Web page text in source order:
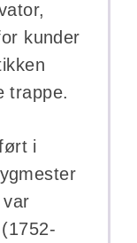
kunder
trappe.
i